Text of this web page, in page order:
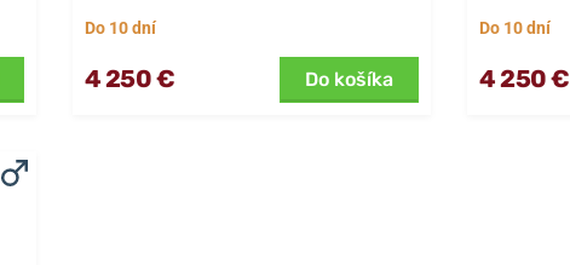
Do 10 dní
4 250 € Do košíka
Do 10 dní
4 250 €